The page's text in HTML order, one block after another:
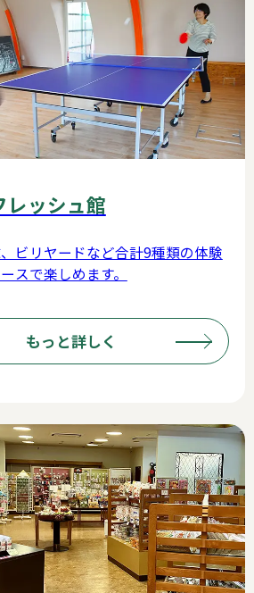
レッシュ館
ビリヤードなど合計9種類の体験
スで楽しめます。
もっと詳しく